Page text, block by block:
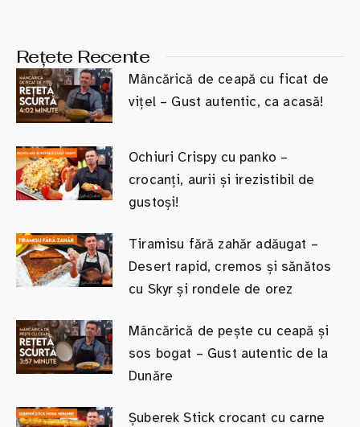
Rețete Recente
Mâncărică de ceapă cu ficat de
vițel – Gust autentic, ca acasă!
Ochiuri Crispy cu panko –
crocanți, aurii și irezistibil de
gustoși!
Tiramisu fără zahăr adăugat –
Desert rapid, cremos și sănătos
cu Skyr și rondele de orez
Mâncărică de pește cu ceapă și
sos bogat – Gust autentic de la
Dunăre
Șuberek Stick crocant cu carne